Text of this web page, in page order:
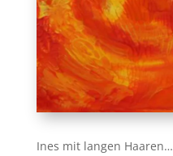
Ines mit langen